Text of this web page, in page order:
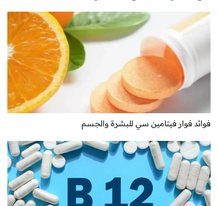
فوائد فوار فيتامين سي للبشرة والجسم